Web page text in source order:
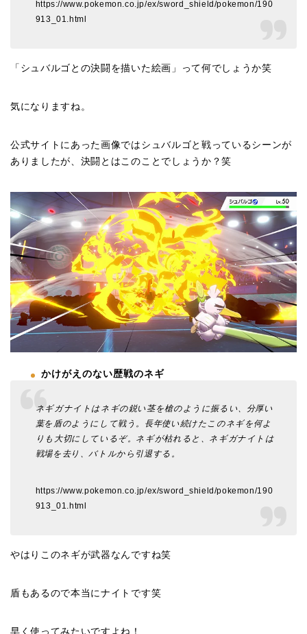
https://www.pokemon.co.jp/ex/sword_shield/pokemon/190
913_01.html
「シュバルゴとの決闘を描いた絵画」って何でしょうか笑
気になりますね。
公式サイトにあった画像ではシュバルゴと戦っているシーンが
ありましたが、決闘とはこのことでしょうか？笑
かけがえのない歴戦のネギ
ネギガナイトはネギの鋭い茎を槍のように振るい、分厚い
葉を盾のようにして戦う。長年使い続けたこのネギを何よ
りも大切にしているぞ。ネギが枯れると、ネギガナイトは
戦場を去り、バトルから引退する。
https://www.pokemon.co.jp/ex/sword_shield/pokemon/190
913_01.html
やはりこのネギが武器なんですね笑
盾もあるので本当にナイトです笑
早く使ってみたいですよね！